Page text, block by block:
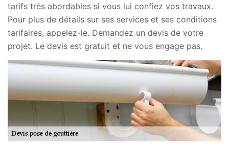
tarifs très abordables si vous lui confiez vos travaux.
Pour plus de détails sur ses services et ses conditions
tarifaires, appelez-le. Demandez un devis de votre
projet. Le devis est gratuit et ne vous engage pas.